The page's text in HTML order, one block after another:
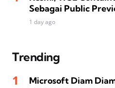
Sebagai Public
1 day ago
Trending
Microsoft Diam